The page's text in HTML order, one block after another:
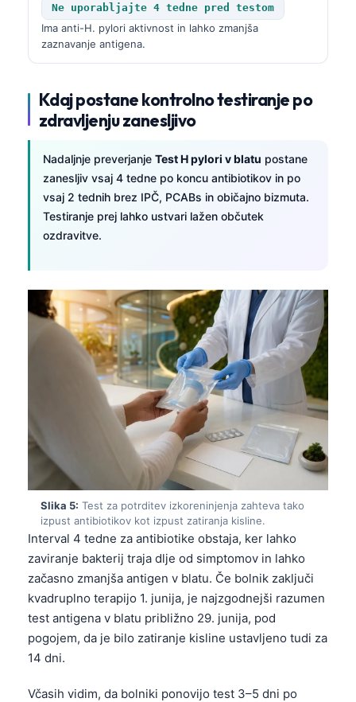
Ne uporabljajte 4 tedne pred testom
Ima anti-H. pylori aktivnost in lahko zmanjša
zaznavanje antigena.
Kdaj postane kontrolno testiranje po
zdravljenju zanesljivo
Nadaljnje preverjanje Test H pylori v blatu postane
zanesljiv vsaj 4 tedne po koncu antibiotikov in po
vsaj 2 tednih brez IPČ, PCABs in običajno bizmuta.
Testiranje prej lahko ustvari lažen občutek
ozdravitve.
Slika 5: Test za potrditev izkoreninjenja zahteva tako
izpust antibiotikov kot izpust zatiranja kisline.
Interval 4 tedne za antibiotike obstaja, ker lahko
zaviranje bakterij traja dlje od simptomov in lahko
začasno zmanjša antigen v blatu. Če bolnik zaključi
kvadruplno terapijo 1. junija, je najzgodnejši razumen
test antigena v blatu približno 29. junija, pod
pogojem, da je bilo zatiranje kisline ustavljeno tudi za
14 dni.
Včasih vidim, da bolniki ponovijo test 3–5 dni po
Македонски јазик
Euskara
Gàidhlig
Occitan
العربية المغربية
Afrikaans
ພາສາລາວ
Basa Jawa
Кыргызча
Татар теле
Беларуская мова
Esperanto
Frysk
Norsk bokmål